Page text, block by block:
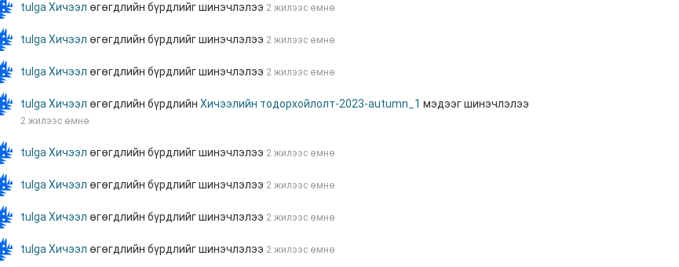
tulga Хичээл өгөгдлийн бүрдлийг шинэчлэлээ 2 жилээс өмнө
tulga Хичээл өгөгдлийн бүрдлийг шинэчлэлээ 2 жилээс өмнө
tulga Хичээл өгөгдлийн бүрдлийг шинэчлэлээ 2 жилээс өмнө
tulga Хичээл өгөгдлийн бүрдлийн Хичээлийн тодорхойлолт-2023-autumn_1 мэдээг шинэчлэлээ
2 жилээс өмнө
tulga Хичээл өгөгдлийн бүрдлийг шинэчлэлээ 2 жилээс өмнө
tulga Хичээл өгөгдлийн бүрдлийг шинэчлэлээ 2 жилээс өмнө
tulga Хичээл өгөгдлийн бүрдлийг шинэчлэлээ 2 жилээс өмнө
tulga Хичээл өгөгдлийн бүрдлийг шинэчлэлээ 2 жилээс өмнө